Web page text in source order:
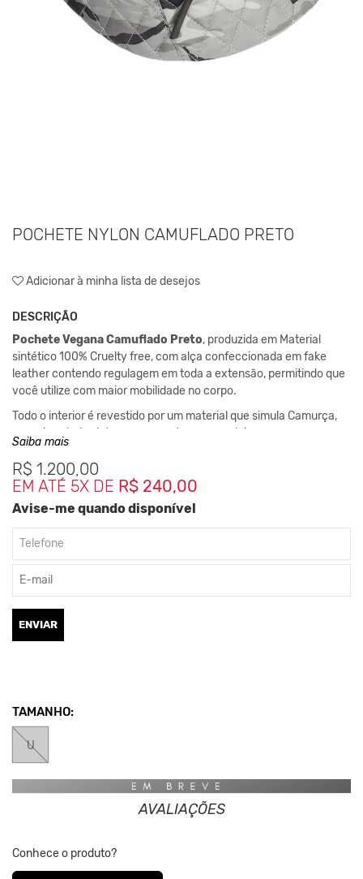
POCHETE NYLON CAMUFLADO PRETO
Adicionar à minha lista de desejos
DESCRIÇÃO
Pochete Vegana Camuflado Preto, produzida em Material
sintético 100% Cruelty free, com alça confeccionada em fake
leather contendo regulagem em toda a extensão, permitindo que
você utilize com maior mobilidade no corpo.
Todo o interior é revestido por um material que simula Camurça,
possui um bolso interno e um externo com dois cursores.
Impermeável e pratica, com um lindo Design, sendo excelente
para atividades ao ar livre.
Medidas da Peça
Comprimento: 23cm / Largura: 46cm
**As cores podem variar conforme a configuração do seu
monitor.
Nos Produtos da King55 não se utilizam nenhum material de
origem animal. Além disso, sustentabilidade é algo que está no
Saiba mais
R$ 1.200,00
EM ATÉ 5X DE R$ 240,00
Avise-me quando disponível
ENVIAR
TAMANHO:
U
AVALIAÇÕES
Conhece o produto?